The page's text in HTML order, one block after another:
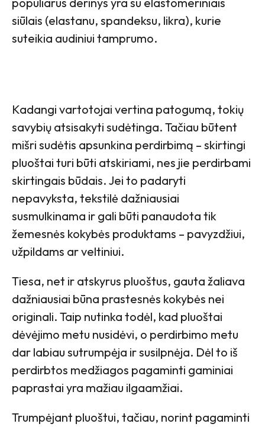
siūlais (elastanu, spandeksu, likra), kurie
suteikia audiniui tamprumo.
Kadangi vartotojai vertina patogumą, tokių
savybių atsisakyti sudėtinga. Tačiau būtent
mišri sudėtis apsunkina perdirbimą – skirtingi
pluoštai turi būti atskiriami, nes jie perdirbami
skirtingais būdais. Jei to padaryti
nepavyksta, tekstilė dažniausiai
susmulkinama ir gali būti panaudota tik
žemesnės kokybės produktams – pavyzdžiui,
užpildams ar veltiniui.
Tiesa, net ir atskyrus pluoštus, gauta žaliava
dažniausiai būna prastesnės kokybės nei
originali. Taip nutinka todėl, kad pluoštai
dėvėjimo metu nusidėvi, o perdirbimo metu
dar labiau sutrumpėja ir susilpnėja. Dėl to iš
perdirbtos medžiagos pagaminti gaminiai
paprastai yra mažiau ilgaamžiai.
Trumpėjant pluoštui, tačiau, norint pagaminti